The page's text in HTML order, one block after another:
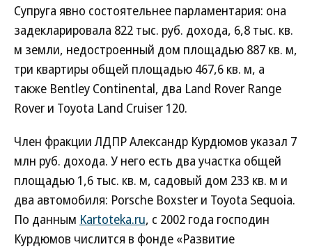
Супруга явно состоятельнее парламентария: она
задекларировала 822 тыс. руб. дохода, 6,8 тыс. кв.
м земли, недостроенный дом площадью 887 кв. м,
три квартиры общей площадью 467,6 кв. м, а
также Bentley Continental, два Land Rover Range
Rover и Toyota Land Cruiser 120.
Член фракции ЛДПР Александр Курдюмов указал 7
млн руб. дохода. У него есть два участка общей
площадью 1,6 тыс. кв. м, садовый дом 233 кв. м и
два автомобиля: Porsche Boxster и Toyota Sequoia.
По данным Kartoteka.ru, с 2002 года господин
Курдюмов числится в фонде «Развитие